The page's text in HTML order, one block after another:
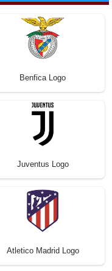
Benfica Logo
Juventus Logo
Atletico Madrid Logo